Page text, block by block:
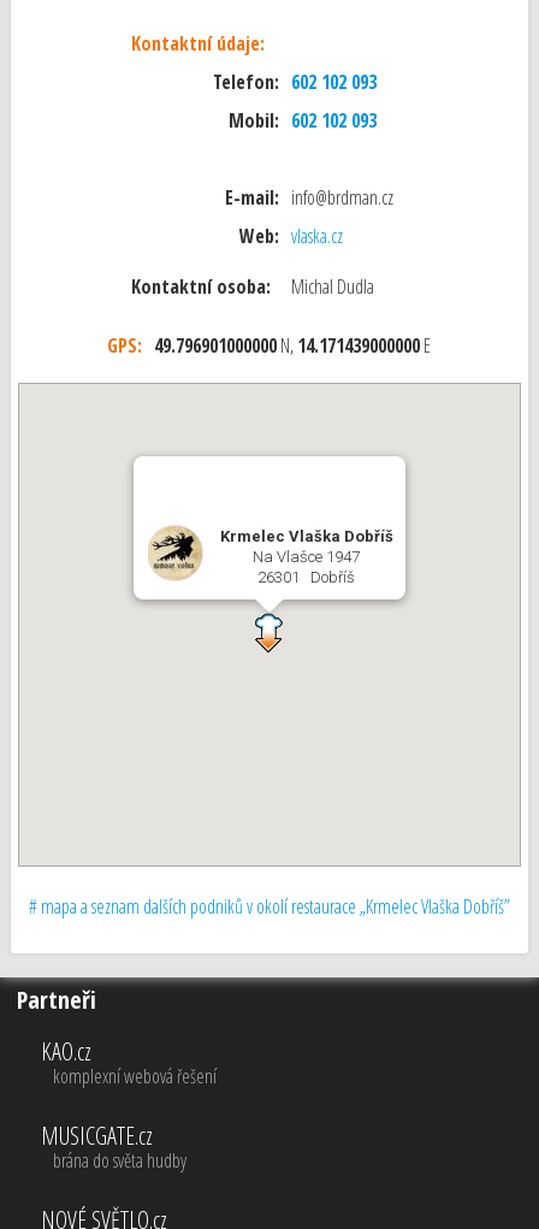
Kontaktní údaje:
Telefon: 602 102 093
Mobil: 602 102 093
E-mail: info@brdman.cz
Web: vlaska.cz
Kontaktní osoba:
Michal Dudla
GPS: 49.796901000000N,14.171439000000E
Krmelec Vlaška Dobříš
Na Vlašce 1947
26301 Dobříš
# mapa a seznam dalších podniků v okolí restaurace „Krmelec Vlaška Dobříš”
Partneři
KAO.cz
komplexní webová řešení
MUSICGATE.cz
brána do světa hudby
NOVÉ SVĚTLO.cz